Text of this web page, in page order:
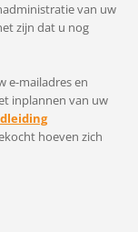
van uw
zijn dat u nog
e-mailadres en
inplannen van uw
hoeven zich